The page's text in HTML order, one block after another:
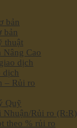
bản
bản
thuật
Nâng Cao
dịch
dịch
– Rủi ro
Quỹ
Nhuận/Rủi ro (R:R)
theo % rủi ro